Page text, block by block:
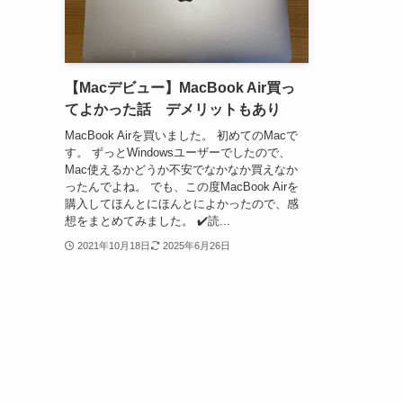
【Macデビュー】MacBook Air買っ
てよかった話 デメリットもあり
MacBook Airを買いました。 初めてのMacで
す。 ずっとWindowsユーザーでしたので、
Mac使えるかどうか不安でなかなか買えなか
ったんでよね。 でも、この度MacBook Airを
購入してほんとにほんとによかったので、感
想をまとめてみました。 ✔️読...
2021年10月18日 2025年6月26日